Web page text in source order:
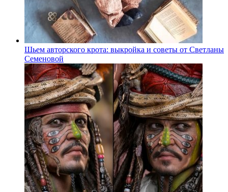
Шьем авторского крота: выкройка и советы от Светланы
Семеновой